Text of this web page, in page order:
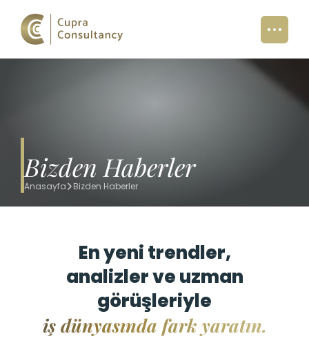
Bizden Haberler
Anasayfa Bizden Haberler
En yeni trendler,
analizler ve uzman
görüşleriyle
iş dünyasında fark yaratın.